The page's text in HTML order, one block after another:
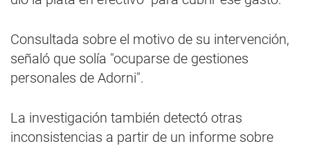
Consultada sobre el motivo de su intervención,
señaló que solía "ocuparse de gestiones
personales de Adorni".
La investigación también detectó otras
inconsistencias a partir de un informe sobre